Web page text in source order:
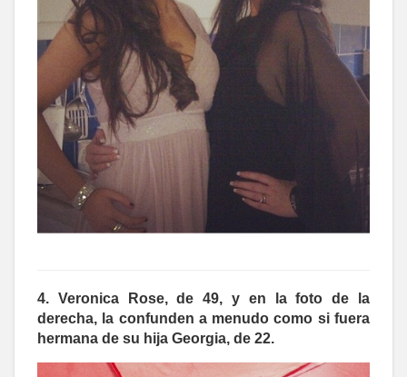
4. Veronica Rose, de 49, y en la foto de la
derecha, la confunden a menudo como si fuera
hermana de su hija Georgia, de 22.